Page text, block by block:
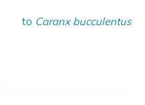
to Caranx bucculentus